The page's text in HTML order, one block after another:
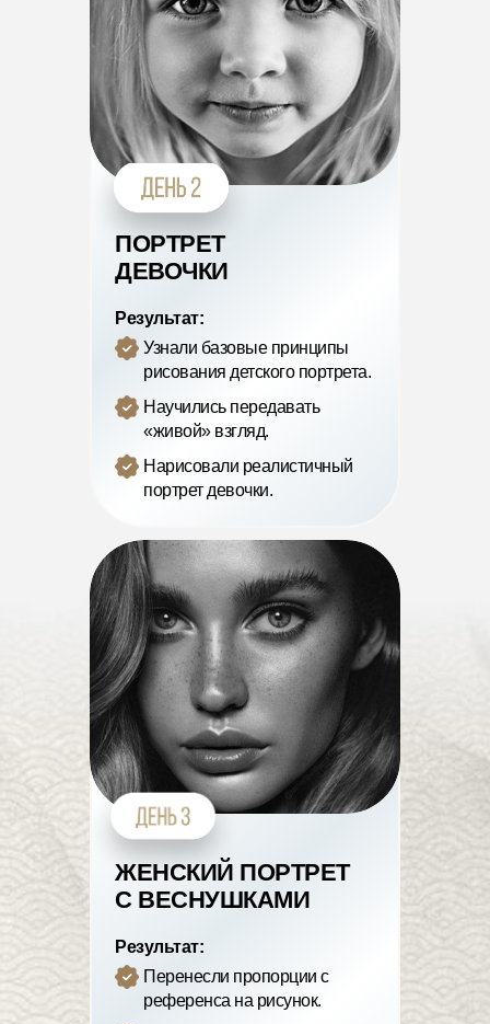
ПОРТРЕТ
ДЕВОЧКИ
Результат:
Узнали базовые принципы
рисования детского портрета.
Научились передавать
«живой» взгляд.
Нарисовали реалистичный
портрет девочки.
ЖЕНСКИЙ ПОРТРЕТ
С ВЕСНУШКАМИ
Результат:
Перенесли пропорции с
референса на рисунок.